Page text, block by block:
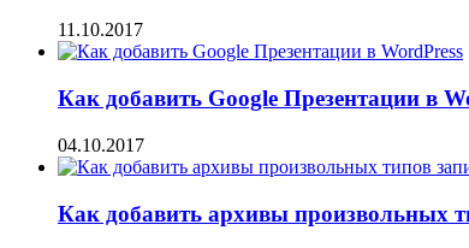
11.10.2017
Как добавить Google Презентации в
04.10.2017
Как добавить архивы произвольных